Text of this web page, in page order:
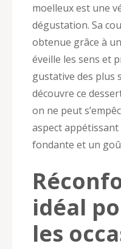
moelleux est une
dégustation. Sa
obtenue grâce à
éveille les sens et
gustative des plus
découvre ce
on ne peut
aspect
fondante et un
idéal
les